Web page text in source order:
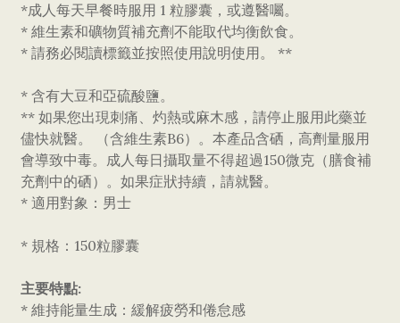
*成人每天早餐時服用 1 粒膠囊，或遵醫囑。
* 維生素和礦物質補充劑不能取代均衡飲食。
* 請務必閱讀標籤並按照使用說明使用。 **
* 含有大豆和亞硫酸鹽。
** 如果您出現刺痛、灼熱或麻木感，請停止服用此藥並
儘快就醫。 （含維生素B6）。本產品含硒，高劑量服用
會導致中毒。成人每日攝取量不得超過150微克（膳食補
充劑中的硒）。如果症狀持續，請就醫。
* 適用對象：男士
* 規格：150粒膠囊
主要特點:
* 維持能量生成：緩解疲勞和倦怠感